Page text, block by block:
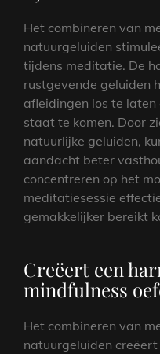
Het combineren van
natuurgeluiden
tijdens meditatie. De
rustgevende geluiden
afleidingen los te
staat te komen. Door
natuurlijke geluiden,
aandacht beter
concentreren op het
meditatiesessie
gemakkelijker bereikt
Creëert een
mindfulness
Het combineren van
natuurgeluiden